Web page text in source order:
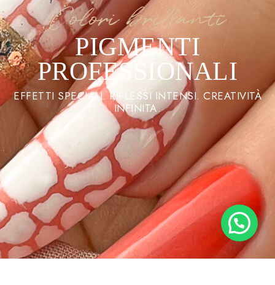
Colori brillanti
PIGMENTI
PROFESSIONALI
EFFETTI SPECIALI. RIFLESSI INTENSI. CREATIVITÀ
INFINITA.